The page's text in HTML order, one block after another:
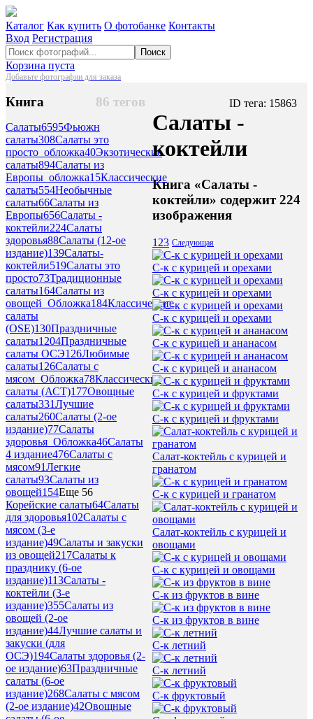
Каталог Как купить О фотобанке Контакты
Вход Регистрация
Поиск
Корзина пуста
Добавьте фотографии для заказа
86 тегов
Книга
Салаты6595Фьюжн
салаты308Салаты это
просто_обложка40Экзотические
салаты894Салаты из
Европы_обложка15Классические
салаты554Необычные
салаты66Салаты из
Европы656Салаты -
коктейли224Салаты
здоровья88Салаты (12-ое
издание)139Салаты-
коктейли519Салаты это
просто73Традиционные
салаты164Салаты из
овощей_Обложка184Классические
салаты
(OSE)130Праздничные
салаты1204Праздничные
салаты ОСЭ126Любимые
салаты126Салаты с
мясом_Обложка78Классические
салаты (АСТ)177Овощные
салаты331Лучшие
салаты260Салаты (2-ое
издание)77Салаты
здоровья_Обложка46Салаты
4 издание476Салаты с
мясом91Легкие
салаты93Салаты из
овощей154Еще 56
Корейские салаты64Салаты
для здоровья102Салаты с
мясом (3-е
издание)49Салаты и закуски
из овощей217Салаты к
празднику (6-ое
издание)113Салаты -
коктейли (3-е
издание)355Салаты из
овощей (2-ое
издание)44Лучшие салаты и
закуски (для
ОСЭ)194Салаты здоровья (2-
ое издание)63Праздничные
салаты (6-ое
издание)268Салаты с мясом
(2-ое издание)42Овощные
ID тега: 15863
Салаты -
коктейли
Книга «Салаты -
коктейли» содержит 224
изображения
1 23 Следующая
С-к с курицей и орехами
С-к с курицей и орехами
С-к с курицей и орехами
С-к с курицей и ананасом
С-к с курицей и ананасом
С-к с курицей и фруктами
С-к с курицей и фруктами
Салат-коктейль с курицей и
гранатом
С-к с курицей и гранатом
Салат-коктейль с курицей и
овощами
С-к с курицей и овощами
С-к из фруктов в вине
С-к из фруктов в вине
С-к летний
С-к летний
С-к фруктовый